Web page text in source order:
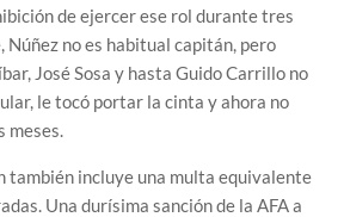
de ejercer ese rol durante tres
Núñez no es habitual capitán, pero
José Sosa y hasta Guido Carrillo no
le tocó portar la cinta y ahora no
meses.
también incluye una multa equivalente
Una durísima sanción de la AFA a